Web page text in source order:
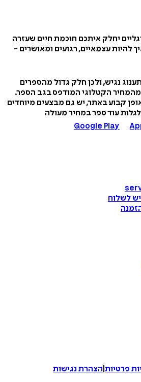
יחלק איתכם חוכמת חיים שעזרה
להיות עצמאיים, רגועים ומאושרים -
נגיש, ולכן חלק גדול מהספרים
הקטלוגי המודפס בגב הספר.
קבוע באתר, יש גם מבצעים מיוחדים
עוד ספר במחיר מעולה
Google Play
יש לשלוח
פרטיות הצהרת נגישות